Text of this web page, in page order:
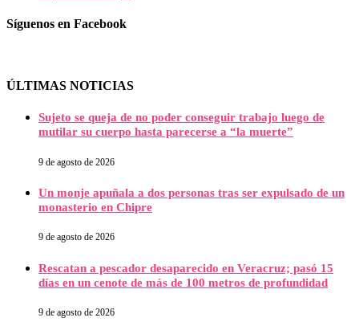
Síguenos en Facebook
ÚLTIMAS NOTICIAS
Sujeto se queja de no poder conseguir trabajo luego de
mutilar su cuerpo hasta parecerse a “la muerte”
9 de agosto de 2026
Un monje apuñala a dos personas tras ser expulsado de un
monasterio en Chipre
9 de agosto de 2026
Rescatan a pescador desaparecido en Veracruz; pasó 15
días en un cenote de más de 100 metros de profundidad
9 de agosto de 2026